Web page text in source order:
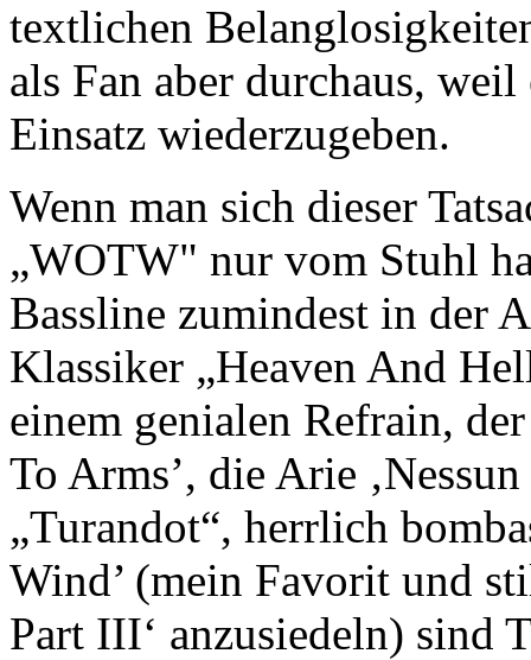
textlichen
als Fan aber durchaus,
Einsatz wiederzugeben.
Wenn man sich dieser
„WOTW" nur vom Stuhl
Bassline zumindest in der
Klassiker „Heaven And
einem genialen Refrain,
To Arms’, die Arie
„Turandot“, herrlich
Wind’ (mein Favorit und
Part III‘ anzusiedeln) sind